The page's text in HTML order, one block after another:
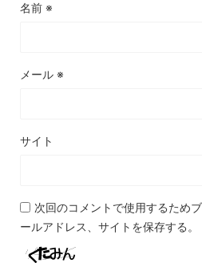
名前 ※
メール ※
サイト
次回のコメントで使用するため
ールアドレス、サイトを保存する。